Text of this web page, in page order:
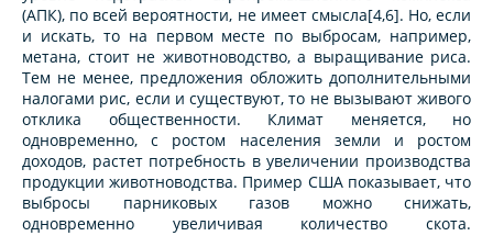
(АПК), по всей вероятности, не имеет смысла[4,6]. Но, если
и искать, то на первом месте по выбросам, например,
метана, стоит не животноводство, а выращивание риса.
Тем не менее, предложения обложить дополнительными
налогами рис, если и существуют, то не вызывают живого
отклика общественности. Климат меняется, но
одновременно, с ростом населения земли и ростом
доходов, растет потребность в увеличении производства
продукции животноводства. Пример США показывает, что
выбросы парниковых газов можно снижать,
одновременно увеличивая количество скота.